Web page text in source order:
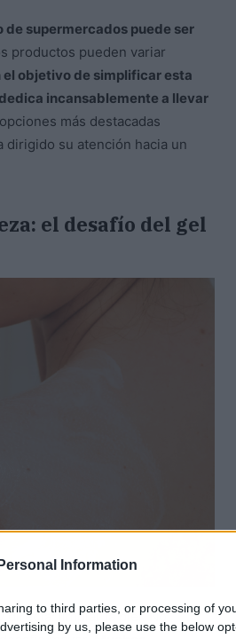
Information
to third parties, or processing of
by us, please use the below
supermercados puede ser
productos pueden variar
el objetivo de simplificar esta
incansablemente a llevar
más destacadas
dirigido su atención hacia un
el desafío del gel
directa: limpiar la piel. No